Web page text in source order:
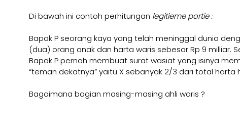
Di bawah ini contoh perhitungan legitieme portie :
Bapak P seorang kaya yang telah meninggal dunia
(dua) orang anak dan harta waris sebesar Rp 9 milliar.
Bapak P pernah membuat surat wasiat yang isinya
“teman dekatnya” yaitu X sebanyak 2/3 dari total harta
Bagaimana bagian masing-masing ahli waris ?